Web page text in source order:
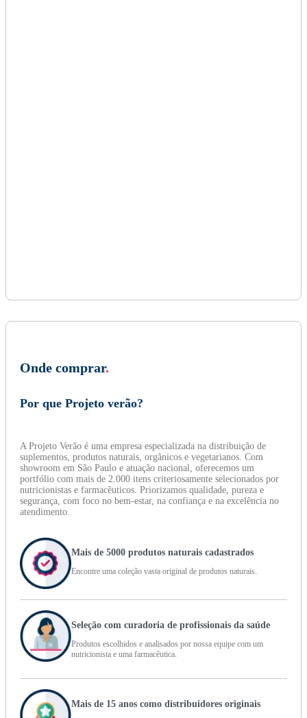
Onde comprar.
Por que Projeto verão?
A Projeto Verão é uma empresa especializada na distribuição de
suplementos, produtos naturais, orgânicos e vegetarianos. Com
showroom em São Paulo e atuação nacional, oferecemos um
portfólio com mais de 2.000 itens criteriosamente selecionados por
nutricionistas e farmacêuticos. Priorizamos qualidade, pureza e
segurança, com foco no bem-estar, na confiança e na excelência no
atendimento.
Mais de 5000 produtos naturais cadastrados
Encontre uma coleção vasta original de produtos naturais.
Seleção com curadoria de profissionais da saúde
Produtos escolhidos e analisados por nossa equipe com um
nutricionista e uma farmacêutica.
Mais de 15 anos como distribuidores originais